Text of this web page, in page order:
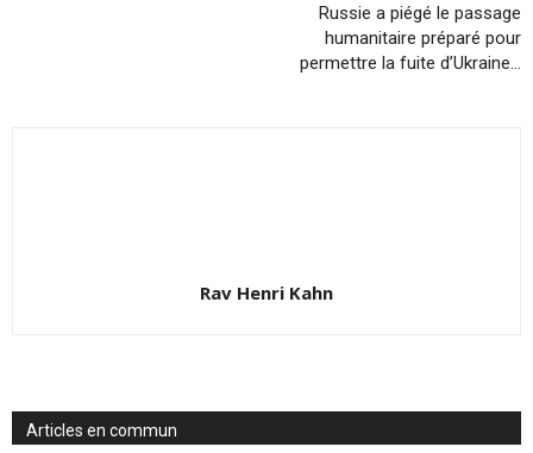
Russie a piégé le passage
humanitaire préparé pour
permettre la fuite d’Ukraine…
Rav Henri Kahn
Articles en commun